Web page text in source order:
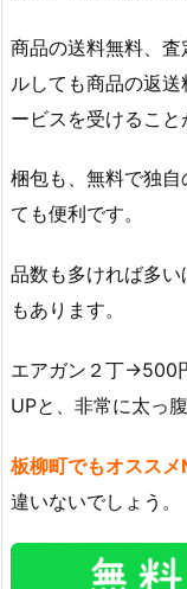
商品の送料無料、
ルしても商品の返
ービスを受けること
梱包も、無料で独
ても便利です。
品数も多ければ多
もあります。
エアガン２丁→500
UPと、非常に太っ
板柳町でもオススメ
違いないでしょう。